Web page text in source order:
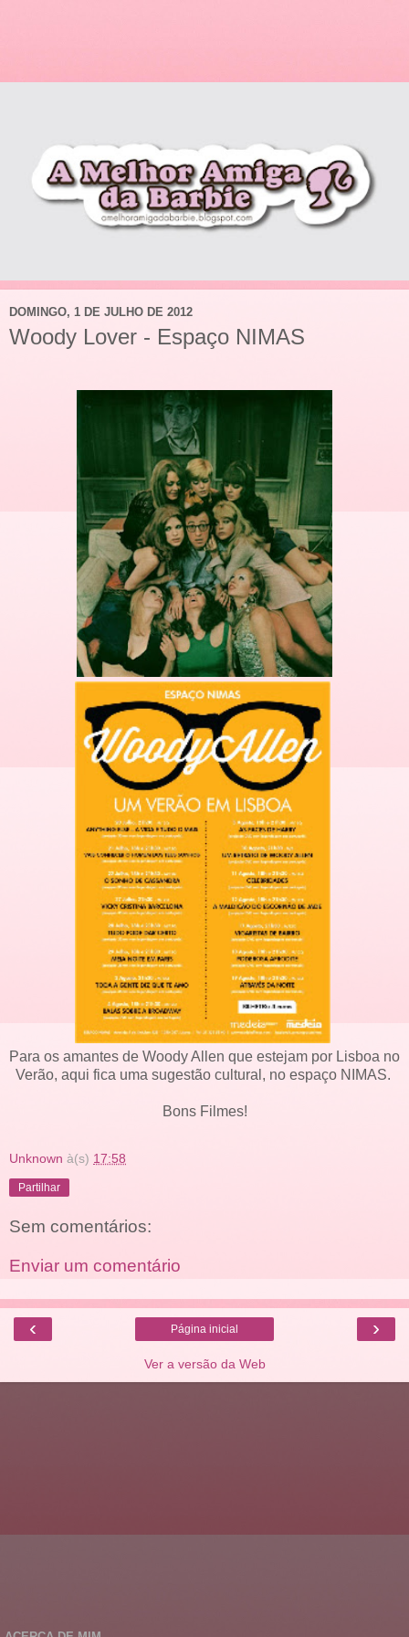
DOMINGO, 1 DE JULHO DE 2012
Woody Lover - Espaço NIMAS
Para os amantes de Woody Allen que estejam por Lisboa no
Verão, aqui fica uma sugestão cultural, no espaço NIMAS.
Bons Filmes!
Unknown à(s) 17:58
Partilhar
Sem comentários:
Enviar um comentário
‹ ›
Página inicial
Ver a versão da Web